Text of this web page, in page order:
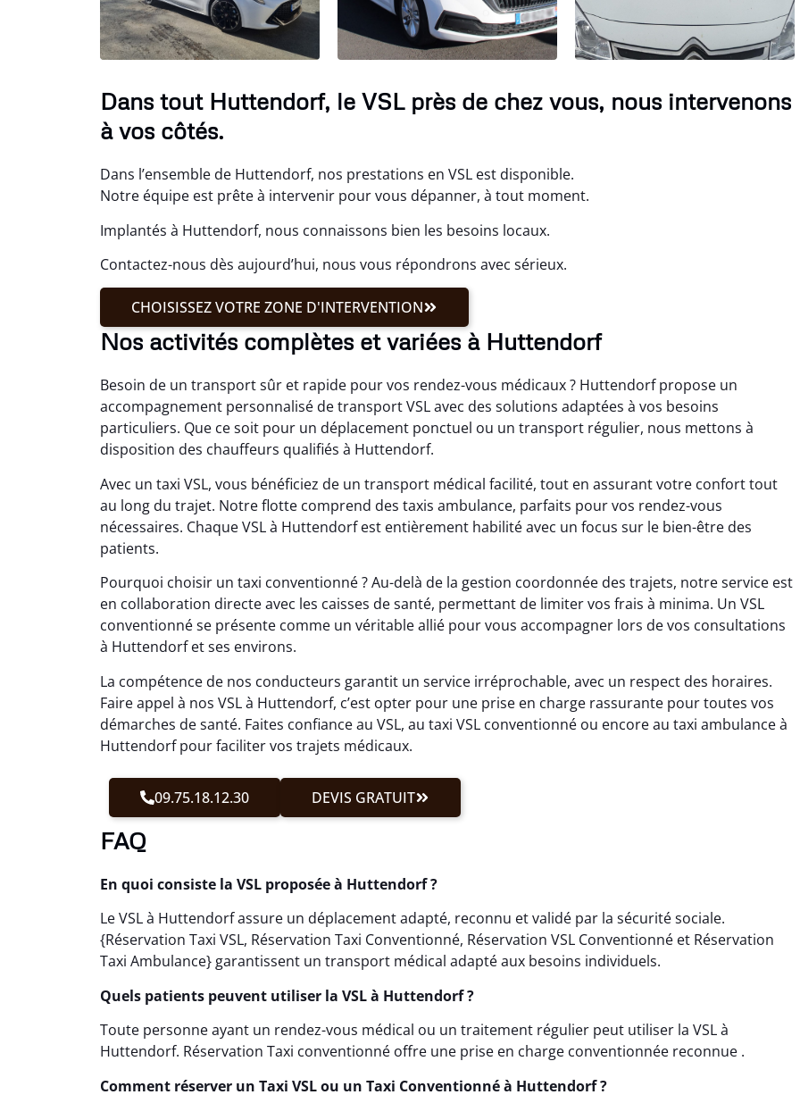
Dans tout Huttendorf, le VSL près de chez vous, nous intervenons
à vos côtés.
Dans l’ensemble de Huttendorf, nos prestations en VSL est disponible.
Notre équipe est prête à intervenir pour vous dépanner, à tout moment.
Implantés à Huttendorf, nous connaissons bien les besoins locaux.
Contactez-nous dès aujourd’hui, nous vous répondrons avec sérieux.
CHOISISSEZ VOTRE ZONE D'INTERVENTION
Nos activités complètes et variées à Huttendorf
Besoin de un transport sûr et rapide pour vos rendez-vous médicaux ? Huttendorf propose un
accompagnement personnalisé de transport VSL avec des solutions adaptées à vos besoins
particuliers. Que ce soit pour un déplacement ponctuel ou un transport régulier, nous mettons à
disposition des chauffeurs qualifiés à Huttendorf.
Avec un taxi VSL, vous bénéficiez de un transport médical facilité, tout en assurant votre confort tout
au long du trajet. Notre flotte comprend des taxis ambulance, parfaits pour vos rendez-vous
nécessaires. Chaque VSL à Huttendorf est entièrement habilité avec un focus sur le bien-être des
patients.
Pourquoi choisir un taxi conventionné ? Au-delà de la gestion coordonnée des trajets, notre service est
en collaboration directe avec les caisses de santé, permettant de limiter vos frais à minima. Un VSL
conventionné se présente comme un véritable allié pour vous accompagner lors de vos consultations
à Huttendorf et ses environs.
La compétence de nos conducteurs garantit un service irréprochable, avec un respect des horaires.
Faire appel à nos VSL à Huttendorf, c’est opter pour une prise en charge rassurante pour toutes vos
démarches de santé. Faites confiance au VSL, au taxi VSL conventionné ou encore au taxi ambulance à
Huttendorf pour faciliter vos trajets médicaux.
09.75.18.12.30 DEVIS GRATUIT
FAQ
En quoi consiste la VSL proposée à Huttendorf ?
Le VSL à Huttendorf assure un déplacement adapté, reconnu et validé par la sécurité sociale.
{Réservation Taxi VSL, Réservation Taxi Conventionné, Réservation VSL Conventionné et Réservation
Taxi Ambulance} garantissent un transport médical adapté aux besoins individuels.
Quels patients peuvent utiliser la VSL à Huttendorf ?
Toute personne ayant un rendez-vous médical ou un traitement régulier peut utiliser la VSL à
Huttendorf. Réservation Taxi conventionné offre une prise en charge conventionnée reconnue .
Comment réserver un Taxi VSL ou un Taxi Conventionné à Huttendorf ?